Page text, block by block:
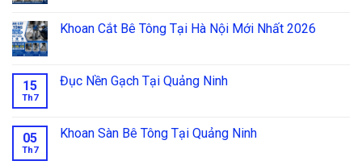
Khoan Cắt Bê Tông Tại Hà Nội Mới Nhất 2026
15
Th7
Đục Nền Gạch Tại Quảng Ninh
05
Th7
Khoan Sàn Bê Tông Tại Quảng Ninh